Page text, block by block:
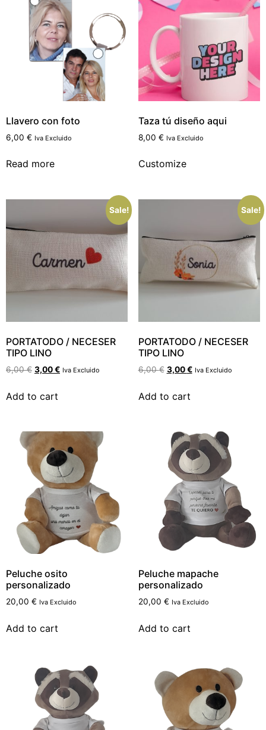
Llavero con foto
6,00 € Iva Excluido
Read more
Taza tú diseño aqui
8,00 € Iva Excluido
Customize
Sale!
PORTATODO / NECESER
TIPO LINO
6,00€ 3,00€ Iva Excluido
Add to cart
Sale!
PORTATODO / NECESER
TIPO LINO
6,00€ 3,00€ Iva Excluido
Add to cart
Peluche osito
personalizado
20,00 € Iva Excluido
Add to cart
Peluche mapache
personalizado
20,00 € Iva Excluido
Add to cart